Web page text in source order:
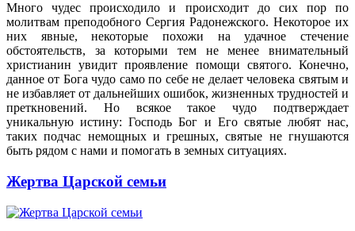
Много чудес происходило и происходит до сих пор по
молитвам преподобного Сергия Радонежского. Некоторое их
них явные, некоторые похожи на удачное стечение
обстоятельств, за которыми тем не менее внимательный
христианин увидит проявление помощи святого. Конечно,
данное от Бога чудо само по себе не делает человека святым и
не избавляет от дальнейших ошибок, жизненных трудностей и
преткновений. Но всякое такое чудо подтверждает
уникальную истину: Господь Бог и Его святые любят нас,
таких подчас немощных и грешных, святые не гнушаются
быть рядом с нами и помогать в земных ситуациях.
Жертва Царской семьи